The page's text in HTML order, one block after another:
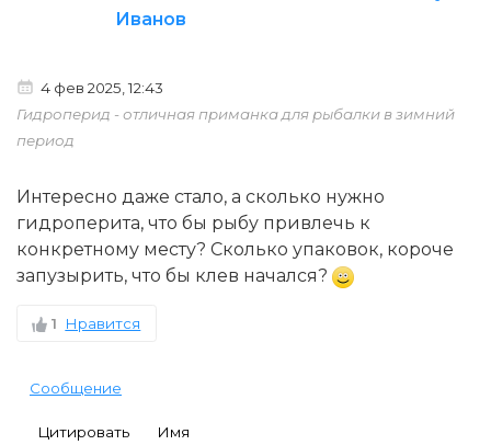
Иванов
4 фев 2025, 12:43
Гидроперид - отличная приманка для рыбалки в зимний
период
Интересно даже стало, а сколько нужно
гидроперита, что бы рыбу привлечь к
конкретному месту? Сколько упаковок, короче
запузырить, что бы клев начался?
1 Нравится
Сообщение
Цитировать Имя